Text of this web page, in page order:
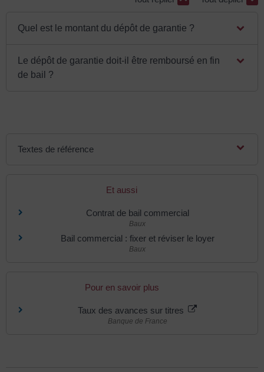
Quel est le montant du dépôt de garantie ?
Le dépôt de garantie doit-il être remboursé en fin
de bail ?
Textes de référence
Et aussi
Contrat de bail commercial
Baux
Bail commercial : fixer et réviser le loyer
Baux
Pour en savoir plus
Taux des avances sur titres
Banque de France